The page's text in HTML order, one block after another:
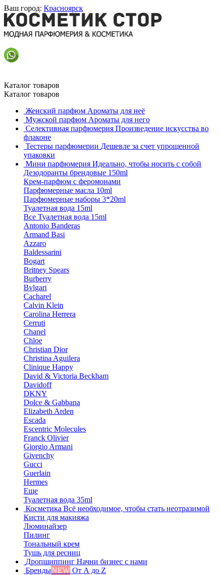
Ваш город: Красноярск
Каталог товаров
Каталог товаров
Женский парфюм Ароматы для неё
Мужской парфюм Ароматы для него
Селективная парфюмерия Произведение искусства во
флаконе
Тестеры парфюмерии Дешевле за счет упрощенной
упаковки
Мини парфюмерия Идеально, чтобы носить с собой
Дезодоранты брендовые 150ml
Крем-парфюм с феромонами
Парфюмерные масла 10ml
Парфюмерные наборы 3*20ml
Туалетная вода 15ml
Все Туалетная вода 15ml
Antonio Banderas
Armand Basi
Azzaro
Baldessarini
Bogart
Britney Spears
Burberry
Bvlgari
Cacharel
Calvin Klein
Carolina Herrera
Cerruti
Chanel
Chloe
Christian Dior
Christina Aguilera
Clinique Happy
David & Victoria Beckham
Davidoff
DKNY
Dolce & Gabbana
Elizabeth Arden
Escada
Escentric Molecules
Franck Olivier
Giorgio Armani
Givenchy
Gucci
Guerlain
Hermes
Еще
Туалетная вода 35ml
Косметика Всё необходимое, чтобы стать неотразимой
Кисти для макияжа
Люминайзер
Пилинг
Тональный крем
Тушь для ресниц
Дропшиппинг Начни бизнес с нами
БрендыNEW От А до Z